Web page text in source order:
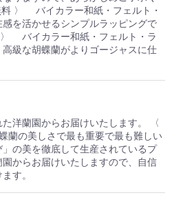
料 〉 バイカラー和紙・フェルト・
を活かせるシンプルラッピングで
バイカラー和紙・フェルト・ラ
高級な胡蝶蘭がよりゴージャスに仕
洋蘭園からお届けいたします。 〈
蘭の美しさで最も重要で最も難しい
」の美を徹底して生産されているプ
からお届けいたしますので、自信
す。